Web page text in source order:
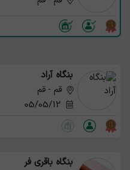
بنگاه آراد
قم - قم
بنگاه باقری فر